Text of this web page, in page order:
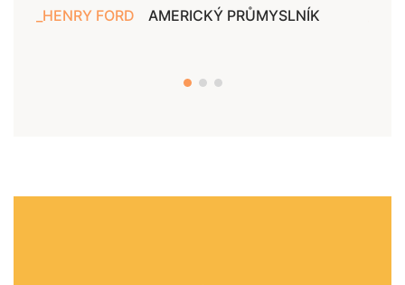
HENRY FORD AMERICKÝ PRŮMYSLNÍK